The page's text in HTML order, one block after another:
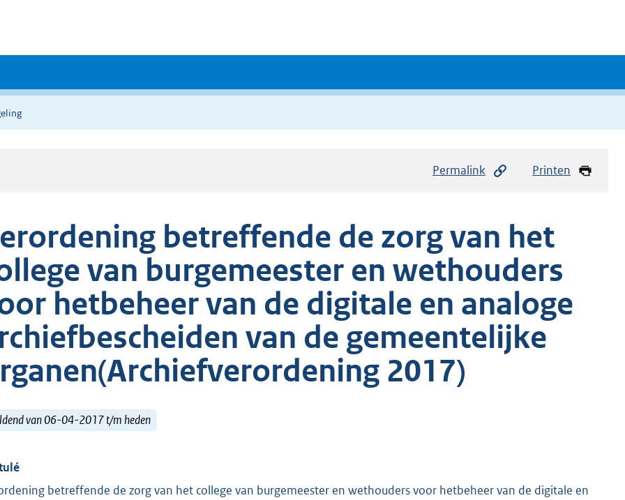
Permalink Printen
betreffende de zorg van het
van burgemeester en wethouders
hetbeheer van de digitale en analoge
van de gemeentelijke
2017)
van 06-04-2017 t/m heden
betreffende de zorg van het college van burgemeester en wethouders voor hetbeheer van de digitale en